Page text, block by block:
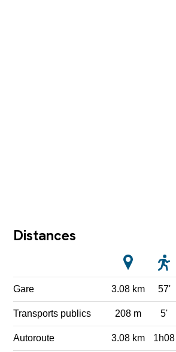
Distances
Gare 3.08 km 57'
Transports publics 208 m 5'
Autoroute 3.08 km 1h08